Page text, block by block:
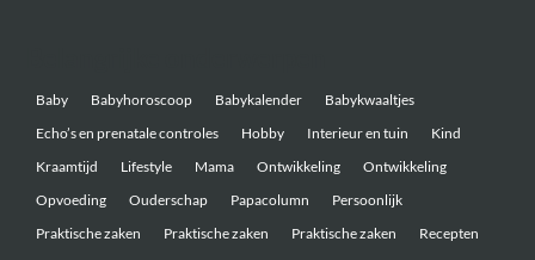
Baby Babyhoroscoop Babykalender
Babykwaaltjes
Echo’s en prenatale controles
Hobby Interieur en tuin
Kind
Kraamtijd
Lifestyle Mama Ontwikkeling
Ontwikkeling
Opvoeding
Ouderschap Papacolumn
Persoonlijk
Praktische zaken
Praktische zaken Praktische zaken
Recepten